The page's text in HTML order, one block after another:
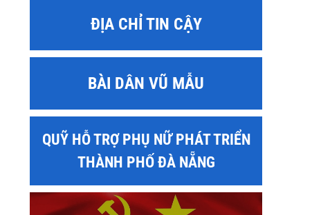
ĐỊA CHỈ TIN CẬY
BÀI DÂN VŨ MẪU
QUỸ HỖ TRỢ PHỤ NỮ PHÁT TRIỂN
THÀNH PHỐ ĐÀ NẴNG